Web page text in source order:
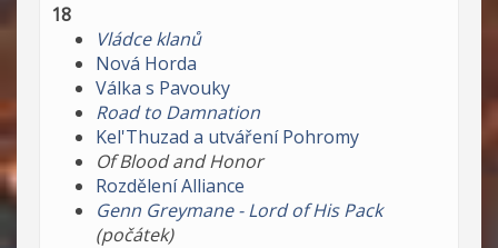
18
Vládce klanů
Nová Horda
Válka s Pavouky
Road to Damnation
Kel'Thuzad a utváření Pohromy
Of Blood and Honor
Rozdělení Alliance
Genn Greymane - Lord of His Pack
(počátek)